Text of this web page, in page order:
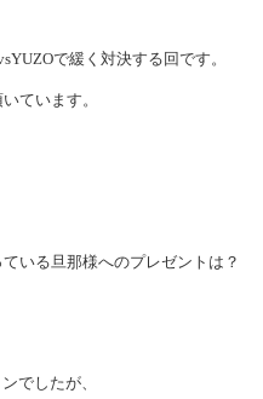
で緩く対決する回です。
ています。
る旦那様へのプレゼントは？
でしたが、